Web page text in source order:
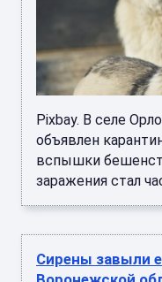
Pixbay. В селе
объявлен
вспышки
заражения стал
Сирены завыли